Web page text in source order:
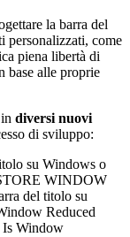
la barra del
personalizzati, come
piena libertà di
base alle proprie
diversi nuovi
di sviluppo:
su Windows o
WINDOW
del titolo su
Reduced
Is Window